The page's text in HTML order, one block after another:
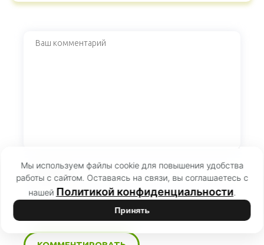
Мы используем файлы cookie для повышения удобства
работы с сайтом. Оставаясь на связи, вы соглашаетесь с
нашей Политикой конфиденциальности.
Принять